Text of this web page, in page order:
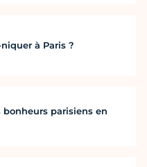
à Paris ?
bonheurs parisiens en